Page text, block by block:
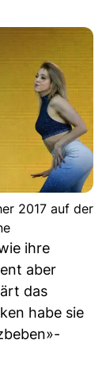
2017 auf der
ihre
aber
das
habe sie